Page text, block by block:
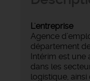
L'entreprise
Agence
département
Intérim est une
dans les
logistique,